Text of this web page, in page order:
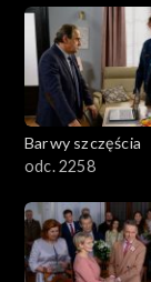
Barwy szczęścia
odc. 2258